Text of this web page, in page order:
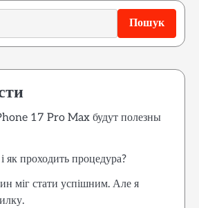
Пошук
17 Pro Max будут полезны
як проходить процедура?
міг стати успішним. Але я